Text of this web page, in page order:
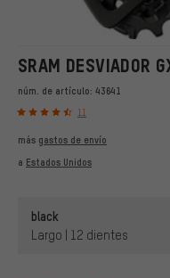
SRAM DESVIADOR
núm. de artículo: 43641
11
más gastos de envío
a Estados Unidos
black
Largo | 12 dientes